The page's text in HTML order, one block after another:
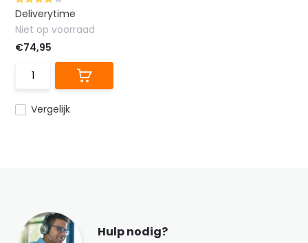
Vergelijk
Deliverytime
Niet op voorraad
€74,95
Hulp nodig?